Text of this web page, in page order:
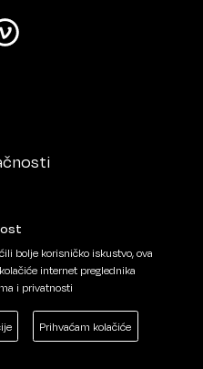
bolje korisničko iskustvo, ova
internet preglednika
i privatnosti
Prihvaćam kolačiće